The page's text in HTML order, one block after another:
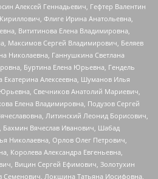
Алексей Геннадьевич, Гефтер Валентин
Флиге Ирина Анатольевна,
Вититинова Елена Владимировна,
Максимов Сергей Владимирович, Беляев
Николаевна, Ганнушкина Светлана
Буртина Елена Юрьевна, Гендель
Алексеевна, Шуманов Илья
Свечников Анатолий Мариевич,
Елена Владимировна, Подузов Сергей
Литинский Леонид Борисович,
Вячеслав Иванович, Шабад
Николаевна, Орлов Олег Петрович,
Королева Александра Евгеньевна,
Вицин Сергей Ефимович, Золотухин
Семенович, Локшина Татьяна Иосифовна,